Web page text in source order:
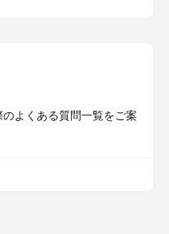
よくある質問一覧をご案